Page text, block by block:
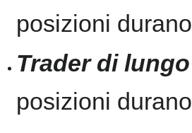
posizioni
Trader di
posizioni